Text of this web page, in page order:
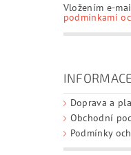
Vložením e-
podmínkami
Doprava a
Obchodní
Podmínky